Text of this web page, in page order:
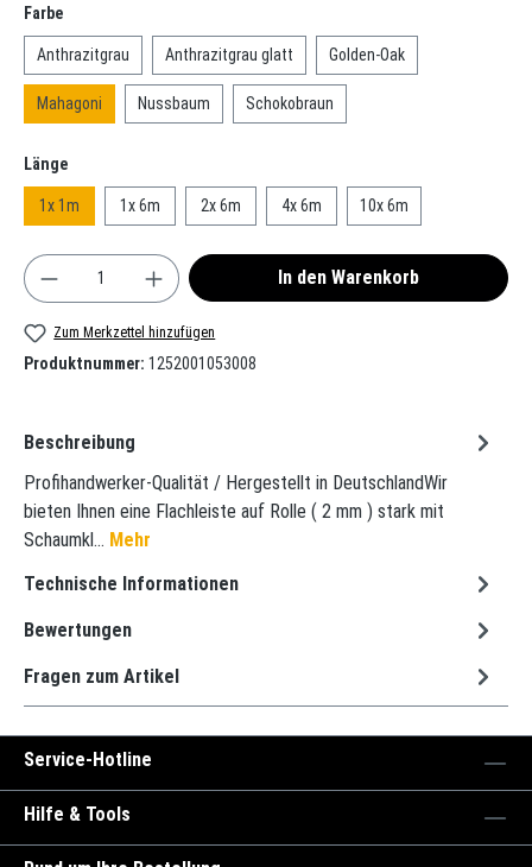
Farbeauswählen
Anthrazitgrau Anthrazitgrau glatt Golden-Oak
Mahagoni Nussbaum Schokobraun
Längeauswählen
1x 1m 1x 6m 2x 6m 4x 6m 10x 6m
Produkt Anzahl: Gib den gewünschten Wert ein
In den Warenkorb
Zum Merkzettel hinzufügen
Produktnummer: 1252001053008
Beschreibung
Profihandwerker-Qualität / Hergestellt in DeutschlandWir
bieten Ihnen eine Flachleiste auf Rolle ( 2 mm ) stark mit
Schaumkl… Mehr
Technische Informationen
Bewertungen
Fragen zum Artikel
Service-Hotline
Hilfe & Tools